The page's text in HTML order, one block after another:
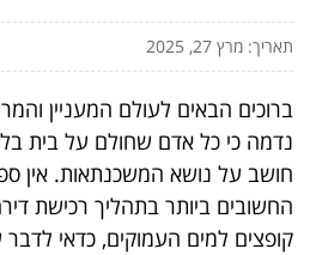
תאריך: מרץ 27, 2025
ברוכים הבאים לעולם המעניין
נדמה כי כל אדם שחולם על בית
חושב על נושא המשכנתאות. אין
החשובים ביותר בתהליך רכישת
קופצים למים העמוקים, כדאי